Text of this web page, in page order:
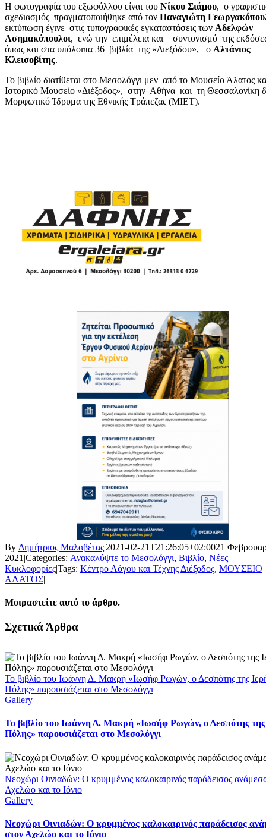
Η φωτογραφία του εξωφύλλου είναι του Νίκου Σιάμου, ο
σχεδιασμός πραγματοποιήθηκε από τον Παναγιώτη
εκτύπωση έγινε στις τυπογραφικές εγκαταστάσεις των Αδελφών
Ασημακόπουλοι, ενώ την επιμέλεια και συντονισμό της
όπως και στα υπόλοιπα 36 βιβλία της «Διεξόδου», ο Αλτάνιος
Κλεισοβίτης.
Το βιβλίο διατίθεται στο Μεσολόγγι μεν από το Μουσείο Άλατος
Ιστορικό Μουσείο «Διέξοδος», στην Αθήνα και τη Θεσσαλονίκη
Μορφωτικό Ίδρυμα της Εθνικής Τράπεζας (ΜΙΕΤ).
By Δημήτριος Μαλαβέτας|2021-02-21T21:26:05+02:0021
2021 |Categories: Ανακαλύψτε το Μεσολόγγι, Βιβλίο, Νέες
Κυκλοφορίες|Tags: Κέντρο Λόγου και Τέχνης Διέξοδος, ΜΟΥΣΕΙΟ
ΑΛΑΤΟΣ|
Μοιραστείτε αυτό το άρθρο.
Facebook
X
LinkedIn
WhatsApp
Email
Σχετικά Άρθρα
Το βιβλίο του Ιωάννη Δ. Μακρή «Ιωσήφ Ρωγών, ο Δεσπότης της
Πόλης» παρουσιάζεται στο Μεσολόγγι
Gallery
Το βιβλίο του Ιωάννη Δ. Μακρή «Ιωσήφ Ρωγών, ο Δεσπότης της
Πόλης» παρουσιάζεται στο Μεσολόγγι
Νεοχώρι Οινιαδών: Ο κρυμμένος καλοκαιρινός παράδεισος
Αχελώο και το Ιόνιο
Gallery
Νεοχώρι Οινιαδών: Ο κρυμμένος καλοκαιρινός παράδεισος
στον Αχελώο και το Ιόνιο